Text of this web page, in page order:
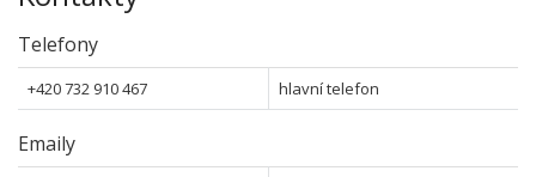
Telefony
+420 732 910 467 hlavní telefon
Emaily